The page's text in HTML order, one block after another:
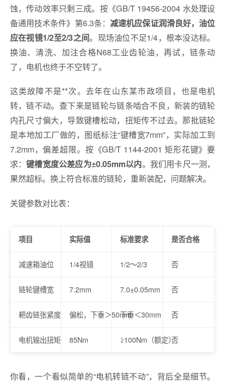
蚀，传动效率只剩三成。按《GB/T 19456-2004 水处理设
备通用技术条件》第6.3条： 减速机应保证润滑良好，油位
应在视镜1/2至2/3之间。现场油位不足1/4，根本没达标。
换油、清洗、加注合格N68工业齿轮油，再试，链条动
了，电机也终于不空转了。
这类故障不是**次。去年在山东某市政项目，也是电机
转，链不动。查下来是链轮与链条啮合不良，新装的链轮
内孔尺寸偏大，导致键槽松动，扭矩传不过去。那批链轮
是本地加工厂做的，图纸标注“键槽宽7mm”，实际加工到
7.2mm，偏差超限。按《GB/T 1144-2001 矩形花键》要
求：键槽宽度公差应为±0.05mm以内。我们用卡尺一测，
果然超标。换上符合标准的链轮，重新装配，问题解决。
关键参数对比表：
项目 实际值 标准要求 是否合格
减速箱油位 1/4视镜 1/2～2/3 否
链轮键槽宽 7.2mm 7.0±0.05mm 否
耙齿链张紧度 偏松，下垂＞50mm下垂＜30mm 否
电机输出扭矩 85Nm ≥100Nm（额定）否
你看，一个看似简单的“电机转链不动”，背后全是细节。